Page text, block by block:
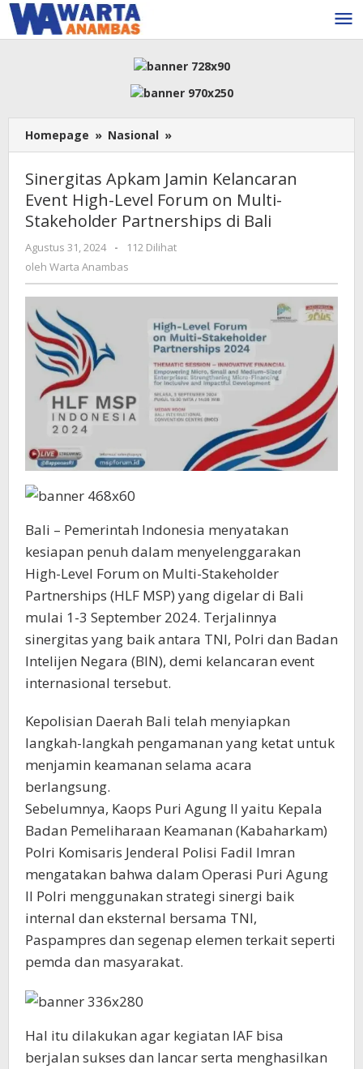
Lewati
ke
konten
Homepage » Nasional »
Apkam
Kelancaran
Event
High-
Forum
Multi-
Partnerships
di
Bali
Sinergitas Apkam Jamin Kelancaran
Event High-Level Forum on Multi-
Stakeholder Partnerships di Bali
Agustus 31, 2024
oleh
-
112 Dilihat
oleh Warta Anambas
Bali – Pemerintah Indonesia menyatakan
kesiapan penuh dalam menyelenggarakan
High-Level Forum on Multi-Stakeholder
Partnerships (HLF MSP) yang digelar di Bali
mulai 1-3 September 2024. Terjalinnya
sinergitas yang baik antara TNI, Polri dan Badan
Intelijen Negara (BIN), demi kelancaran event
internasional tersebut.
Kepolisian Daerah Bali telah menyiapkan
langkah-langkah pengamanan yang ketat untuk
menjamin keamanan selama acara
berlangsung.
Sebelumnya, Kaops Puri Agung II yaitu Kepala
Badan Pemeliharaan Keamanan (Kabaharkam)
Polri Komisaris Jenderal Polisi Fadil Imran
mengatakan bahwa dalam Operasi Puri Agung
II Polri menggunakan strategi sinergi baik
internal dan eksternal bersama TNI,
Paspampres dan segenap elemen terkait seperti
pemda dan masyarakat.
Hal itu dilakukan agar kegiatan IAF bisa
berjalan sukses dan lancar serta menghasilkan